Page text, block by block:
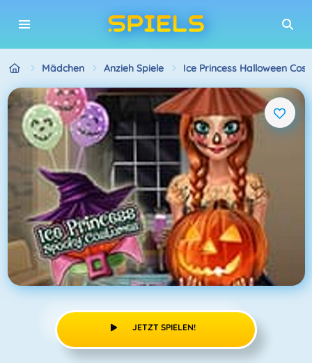
Mädchen Anzieh Spiele Ice Princess Halloween
JETZT SPIELEN!